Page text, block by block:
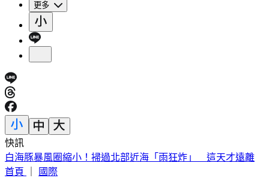
更多
快訊
快訊／白海豚太兇猛！廈門航空飛松山「無法降落」 原機折
返福州